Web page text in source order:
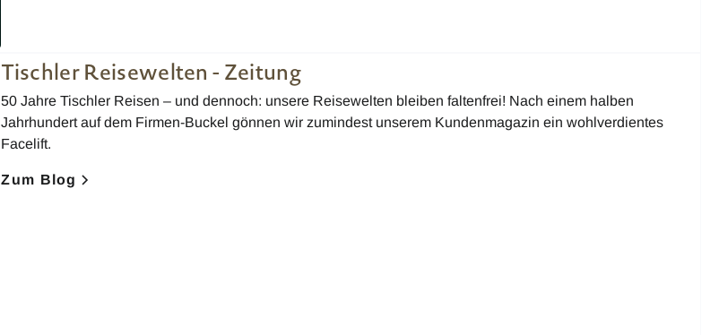
Tischler Reisewelten - Zeitung
50 Jahre Tischler Reisen – und dennoch: unsere Reisewelten bleiben faltenfrei! Nach einem halben
Jahrhundert auf dem Firmen-Buckel gönnen wir zumindest unserem Kundenmagazin ein wohlverdientes
Facelift.
Zum Blog